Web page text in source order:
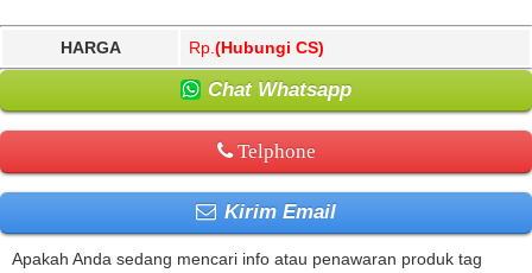
HARGA Rp. (Hubungi CS)
Chat Whatsapp
Telphone
Kirim Email
Apakah Anda sedang mencari info atau penawaran produk tag